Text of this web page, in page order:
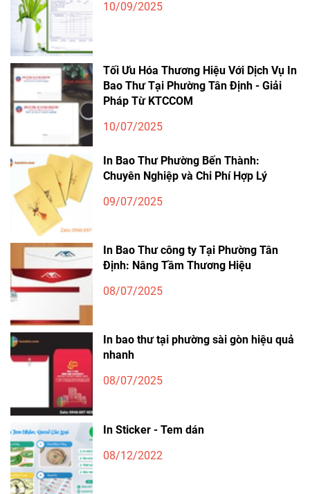
10/09/2025
Tối Ưu Hóa Thương Hiệu Với Dịch Vụ In
Bao Thư Tại Phường Tân Định - Giải
Pháp Từ KTCCOM
10/07/2025
In Bao Thư Phường Bến Thành:
Chuyên Nghiệp và Chi Phí Hợp Lý
09/07/2025
In Bao Thư công ty Tại Phường Tân
Định: Nâng Tầm Thương Hiệu
08/07/2025
In bao thư tại phường sài gòn hiệu quả
nhanh
08/07/2025
In Sticker - Tem dán
08/12/2022